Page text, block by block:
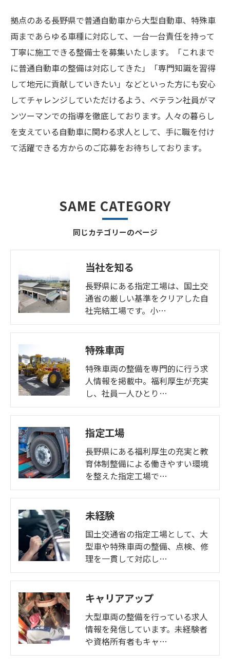
拠点のある長野県で普通自動車から大型自動車、特殊車
両まであらゆる車種に対応して、一台一台責任を持って
丁寧に施工できる整備士を募集いたします。「これまで
に普通自動車の整備は対応してきた」「専門知識を習得
して地元に貢献していきたい」などといった方にも安心
してチャレンジしていただけるよう、ベテラン社員がマ
ンツーマンでの指導を徹底しております。人々の暮らし
を支えている自動車に関わる求人として、手に職を付け
て活躍できる方からのご応募をお待ちしております。
同じカテゴリーのページ
SAME CATEGORY
当社を知る
長野県にある指定工場は、国土交
通省の厳しい基準をクリアした自
社完結工場です。小…
特殊車両
特殊車両の整備を専門的に行う求
人情報を掲載中。福利厚生が充実
し、社員一人ひとり…
指定工場
長野県にある福利厚生の充実と教
育体制整備による働きやすい環境
を整えた指定工場で…
未経験
国土交通省の指定工場として、大
型車や特殊車両の整備、点検、修
理を一貫して対応し…
キャリアアップ
大型車両の整備を行っている求人
情報を発信しています。未経験者
や資格所有者もキャ…